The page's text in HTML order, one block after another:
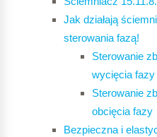
Jak działają
sterowania fazą!
Sterowanie
wycięcia fazy
Sterowanie
obcięcia fazy
Bezpieczna i